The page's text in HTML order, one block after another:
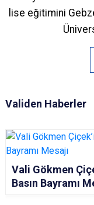
lise eğitimini
Validen Haberler
Vali Gökmen
Basın Bayramı